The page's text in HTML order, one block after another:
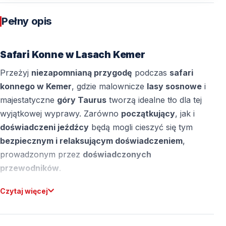
Pełny opis
Safari Konne w Lasach Kemer
Przeżyj niezapomnianą przygodę podczas safari
konnego w Kemer, gdzie malownicze lasy sosnowe i
majestatyczne góry Taurus tworzą idealne tło dla tej
wyjątkowej wyprawy. Zarówno początkujący, jak i
doświadczeni jeźdźcy będą mogli cieszyć się tym
bezpiecznym i relaksującym doświadczeniem,
prowadzonym przez doświadczonych
przewodników.
Konieużywane podczas wycieczki są
Czytaj więcej